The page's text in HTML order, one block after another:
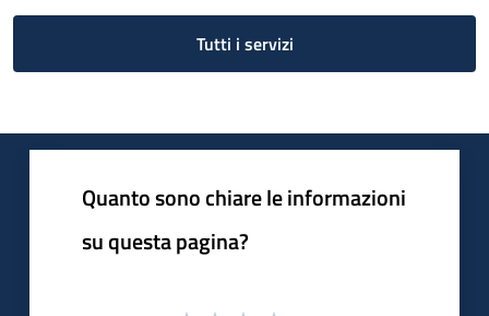
Tutti i servizi
Quanto sono chiare le informazioni
su questa pagina?